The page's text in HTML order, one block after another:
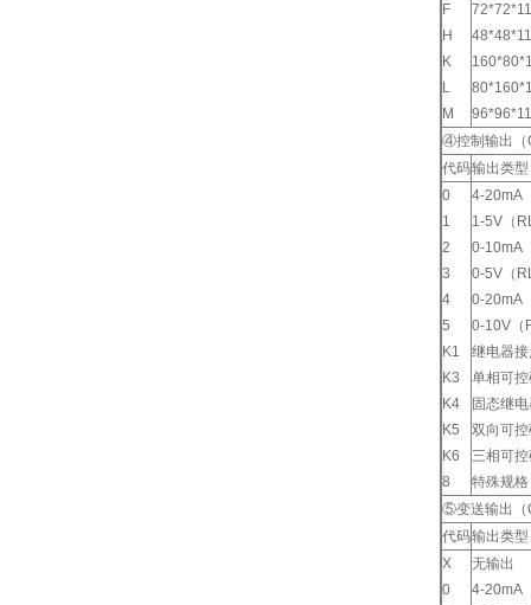
F
H
K
L
M
④控制输出（
代码输出类
0
1
2
3
4
5
K1
K3
K4
K5
K6
8
4-20mA
1-5V（
0-10mA
0-5V（
0-20mA
0-10V（
继电器
单相可
固态继
双向可
三相可
特殊规格
⑤变送输出（
代码输出类
X
0
无输出
4-20mA